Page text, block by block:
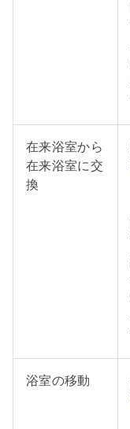
在来浴室から
在来浴室に交
換
浴室の移動